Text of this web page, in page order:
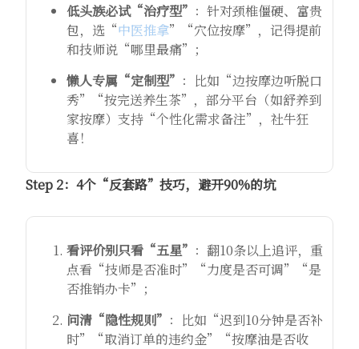
低头族必试“治疗型” ：针对颈椎僵硬、富贵
包，选“中医推拿”“穴位按摩”，记得提前
和技师说“哪里最痛”；
懒人专属“定制型” ：比如“边按摩边听脱口
秀”“按完送养生茶”，部分平台（如舒养到
家按摩）支持“个性化需求备注”，社牛狂
喜！
Step 2：4个“反套路”技巧，避开90%的坑
看评价别只看“五星” ：翻10条以上追评，重
点看“技师是否准时”“力度是否可调”“是
否推销办卡”；
问清“隐性规则” ：比如“迟到10分钟是否补
时”“取消订单的违约金”“按摩油是否收